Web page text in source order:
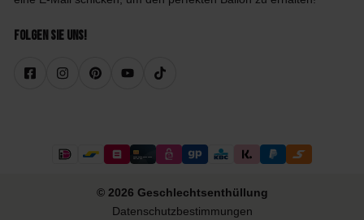
Folgen Sie uns!
© 2026 Geschlechtsenthüllung
Datenschutzbestimmungen